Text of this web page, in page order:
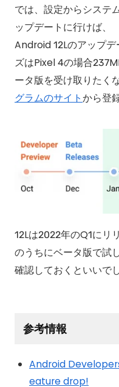
では、設定からシステ
ップデートに行けば、
Android 12Lのアップ
ズはPixel 4の場合
ータ版を受け取りたく
グラムのサイトから登
12Lは2022年のQ1にリ
のうちにベータ版で試
確認しておくといいで
参考情報
Android
eature drop!